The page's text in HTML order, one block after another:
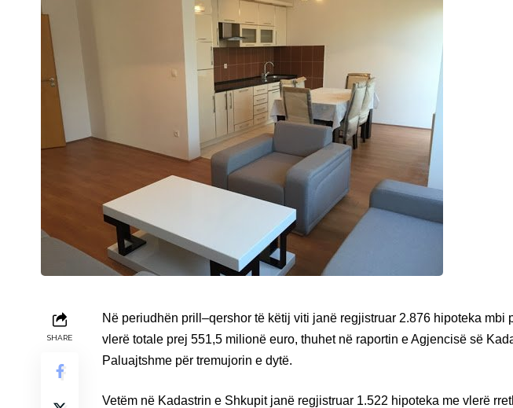
SHARE
Në periudhën prill–qershor të këtij viti janë regjistruar 2.876 hipoteka mbi
vlerë totale prej 551,5 milionë euro, thuhet në raportin e Agjencisë së
Paluajtshme për tremujorin e dytë.
Vetëm në Kadastrin e Shkupit janë regjistruar 1.522 hipoteka me vlerë